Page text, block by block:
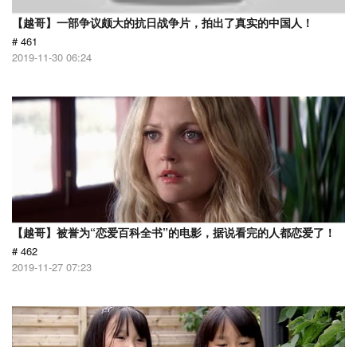
【越哥】一部争议颇大的抗日战争片，拍出了真实的中国人！
# 461
2019-11-30 06:24
【越哥】被誉为“恋爱百科全书”的电影，据说看完的人都恋爱了！
# 462
2019-11-27 07:23